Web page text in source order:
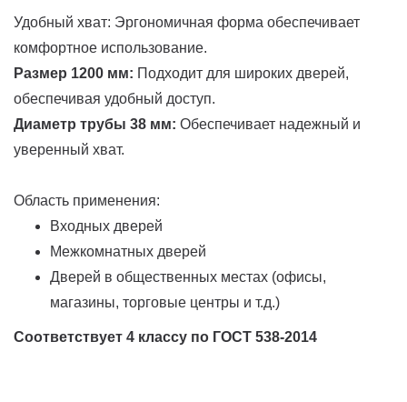
Удобный хват: Эргономичная форма обеспечивает
комфортное использование.
Размер 1200 мм: Подходит для широких дверей,
обеспечивая удобный доступ.
Диаметр трубы 38 мм: Обеспечивает надежный и
уверенный хват.
Область применения:
Входных дверей
Межкомнатных дверей
Дверей в общественных местах (офисы,
магазины, торговые центры и т.д.)
Соответствует 4 классу по ГОСТ 538-2014